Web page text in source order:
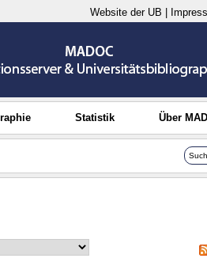
Website der UB
Statistik Über